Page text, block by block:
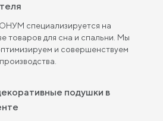
специализируется на
товаров для сна и спальни. Мы
и совершенствуем